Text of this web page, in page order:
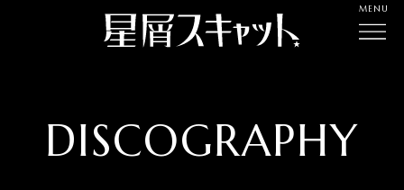
MENU
DISCOGRAPHY